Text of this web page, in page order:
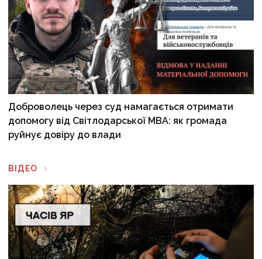
Доброволець через суд намагається отримати
допомогу від Світлодарської МВА: як громада
руйнує довіру до влади
ВІДЕО